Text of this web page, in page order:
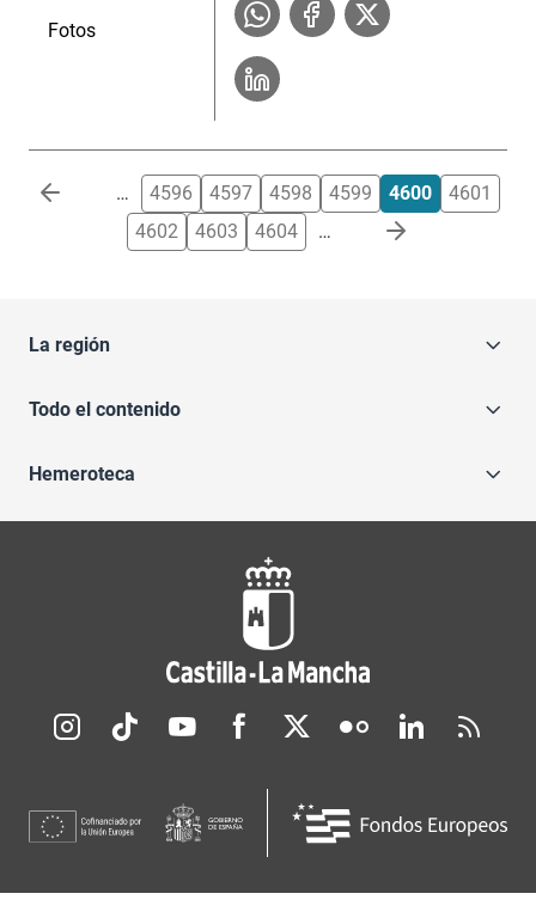
Fotos
Paginación … 4596 4597 4598 4599 4600
4601
4602
4603 4604 …
La región
Todo el contenido
Hemeroteca
Redes sociales JCCM